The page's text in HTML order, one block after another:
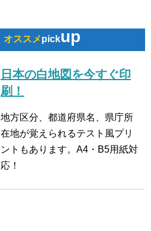
オススメpickup
日本の白地図を今すぐ印
刷！
地方区分、都道府県名、県庁所
在地が覚えられるテスト風プリ
ントもあります。A4・B5用紙対
応！